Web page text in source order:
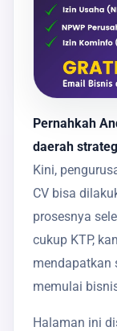
Pernahkah
daerah
Kini,
CV bisa
prosesnya
cukup KTP,
mendapatkan
memulai
Halaman ini